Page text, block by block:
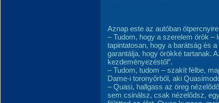
Aznap este az autóban
– Tudom, hogy a szerelem örök –
tapintatosan, hogy a barátság és
garantálja, hogy örökké tartanak.
kezdeményezéstől”.
– Tudom, tudom – szakít félbe,
Dame-i toronyőrből, aki
– Quasi, hallgass az öreg
sem csinálsz, csak nézelődsz,